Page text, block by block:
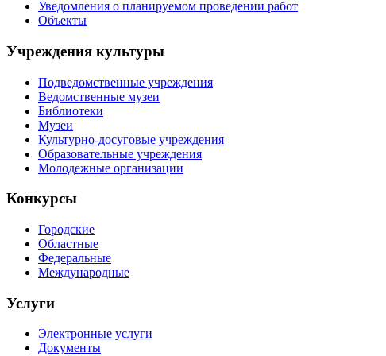
Уведомления о планируемом проведении работ
Объекты
Учреждения культуры
Подведомственные учреждения
Ведомственные музеи
Библиотеки
Музеи
Культурно-досуговые учреждения
Образовательные учреждения
Молодежные организации
Конкурсы
Городские
Областные
Федеральные
Международные
Услуги
Электронные услуги
Документы